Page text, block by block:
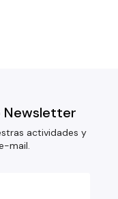
Newsletter
actividades y
mail.